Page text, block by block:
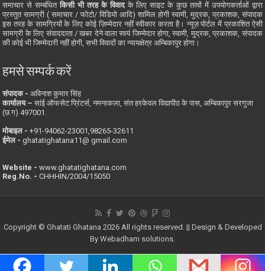
समाचार से सम्बंधितकिसी भी तरह के विवादके लिए साइट के कुछ तत्वों में उपयोगकर्ताओं द्वारा
प्रस्तुत सामग्री ( समाचार / फोटो/ विडियो आदि) शामिल होगी स्वामी, मुद्रक, प्रकाशक, संपादक
इस तरह के सामग्रियों के लिए कोई ज़िम्मेदार नहीं स्वीकार करता है। न्यूज़ पोर्टल में प्रकाशित ऐसी
सामग्री के लिए संवाददाता / खबर देने वाला स्वयं जिम्मेदार होगा, स्वामी, मुद्रक, प्रकाशक, संपादक
की कोई भी जिम्मेदारी नहीं होगी, सभी विवादों का न्यायक्षेत्र अम्बिकापुर होगा।
हमसे सम्पर्क करें
संपादक -अविनाश कुमार सिंह
कार्यालय –सांई ऑफसेट प्रिंटर्स, नमनाकला, संत हरकेवल विद्यापीठ के पास, अम्बिकापुर सरगुजा
(छ.ग) 497001.
मोबाइल - ‪+91-94062-23001‬,98265-32611
ईमेल -ghatatighatana11@ gmail.com
Website -www.ghatatighatana.com
Reg.No. -CHHHIN/2004/15050
Copyright © Ghatati Ghatana 2026 All rights reserved. || Design & Developed
By Webadham solutions.